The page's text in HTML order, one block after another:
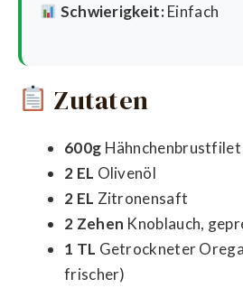
Schwierigkeit:Einfach
Zutaten
600g Hähnchenbrustfilet
2 EL Olivenöl
2 EL Zitronensaft
2 Zehen Knoblauch,
1 TL Getrockneter
frischer)